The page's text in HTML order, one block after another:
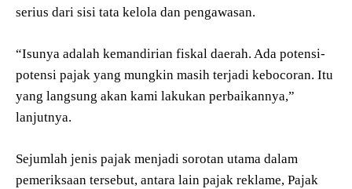
serius dari sisi tata kelola dan pengawasan.
“Isunya adalah kemandirian fiskal daerah. Ada potensi-
potensi pajak yang mungkin masih terjadi kebocoran. Itu
yang langsung akan kami lakukan perbaikannya,”
lanjutnya.
Sejumlah jenis pajak menjadi sorotan utama dalam
pemeriksaan tersebut, antara lain pajak reklame, Pajak